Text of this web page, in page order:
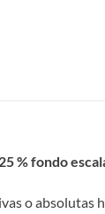
% fondo
o absolutas